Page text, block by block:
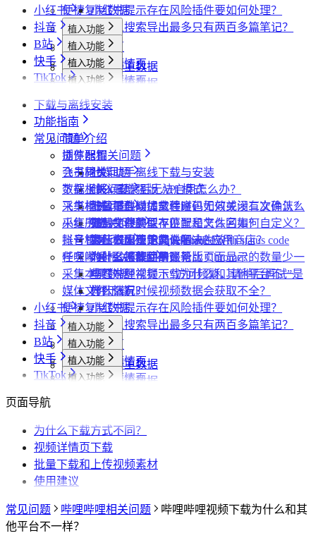
便捷复制数据
小红书提示存在风险插件要如何处理？
为什么搜索导出最多只有两百多篇笔记？
小红书
植入功能
专辑页
笔记详情页
搜索页
博主详情页
批量采集
采集博主数据
采集评论数据
采集笔记数据
其他功能
链接转换
抖音
植入功能
搜索页
达人详情页
视频详情页
批量采集
采集达人数据
采集视频数据
其他功能
链接转换
B站
植入功能
搜索页
UP主详情页
批量采集
采集评论数据
采集视频数据
其他功能
快手
植入功能
达人详情页
视频详情页
批量采集
采集评论数据
采集视频数据
其他功能
链接转换
TikTok
达人详情页
视频详情页
批量采集
采集达人数据
采集视频数据
采集评论数据
其他功能
短链解析
下载与离线安装
功能指南
简单介绍
插件配置
飞书同步
数据上报
采集模式
采集历史
账号管理
任务闹钟
采集本页数据
媒体文件下载
便捷复制数据
常见问题
浏览器相关问题
社媒助手离线下载与安装
CRX 安装后无法启用怎么办？
下载插件时提示程序包无效或没有文件怎么
办？
为什么无法访问 Chrome 应用商店？
为什么推荐使用最新版 Chrome？
会员相关问题
什么是增强版 API 模式
什么是自动加载验证码
如何免费获取 VIP
第三方收费下载说明
为什么不能注册账号
下载相关问题
批量下载媒体文件时，如何关闭二次确认？
下载文件的保存位置和文件名如何自定义？
为什么配置的文件名未生效？
飞书相关问题
提示字段类型不匹配是怎么回事？
提示权限不足怎么解决？
小红书相关问题
小红书出现“Request failed with status code
406“是怎么回事？
小红书经常提示“访问频繁，请稍后再试”是
什么情况？
小红书提示存在风险插件要如何处理？
为什么搜索导出最多只有两百多篇笔记？
抖音相关问题
为什么采集到的评论比页面显示的数量少一
些？
为什么有时候视频数据会获取不全？
哔哩哔哩相关问题
哔哩哔哩视频下载为什么和其他平台不一
样？
小红书
植入功能
专辑页
笔记详情页
搜索页
批量采集
采集博主数据
采集评论数据
其他功能
链接转换
抖音
植入功能
搜索页
达人详情页
批量采集
采集达人数据
其他功能
B站
植入功能
搜索页
批量采集
采集视频数据
快手
植入功能
视频详情页
采集评论数据
采集视频数据
链接转换
TikTok
视频详情页
采集达人数据
采集视频数据
采集评论数据
其他功能
短链解析
页面导航
为什么下载方式不同？
视频详情页下载
批量下载和上传视频素材
使用建议
常见问题 哔哩哔哩相关问题
哔哩哔哩视频下载为什么和其
他平台不一样？